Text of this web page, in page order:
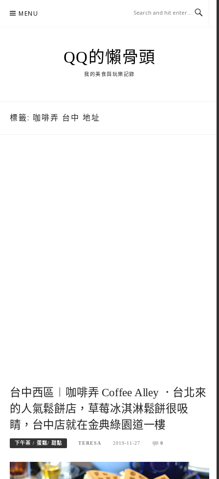
MENU
QQ的懶骨頭
我的美食與玩樂記錄
標籤: 咖啡弄 台中 地址
台中西區︱咖啡弄 Coffee Alley ．台北來
的人氣鬆餅店，草莓冰淇淋鬆餅很吸
睛，台中店就在金典綠園道一樓
下午茶 / 蛋糕/ 甜點 TERESA 2019-11-27 0